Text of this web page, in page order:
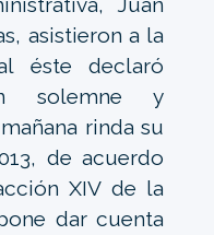
asistieron a la
éste declaró
solemne y
rinda su
de acuerdo
XIV de la
dar cuenta